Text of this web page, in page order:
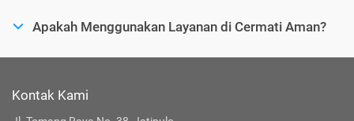
Apakah Menggunakan Layanan di Cermati Aman?
Kontak Kami